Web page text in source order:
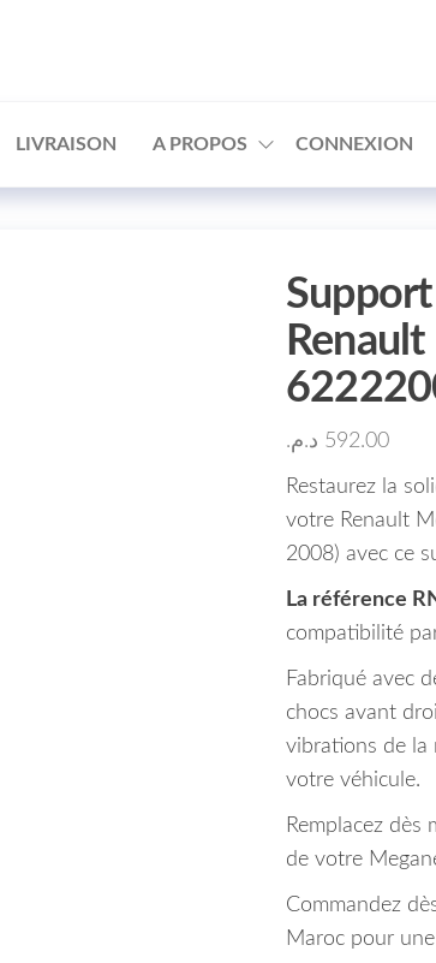
LIVRAISON A PROPOS CONNEXION
592.00 د.م.
Restaurez la
votre Renault
2008) avec ce
La référence
compatibilité
Fabriqué avec
chocs avant
vibrations de la
votre véhicule.
Remplacez
de votre
Commandez
Maroc pour